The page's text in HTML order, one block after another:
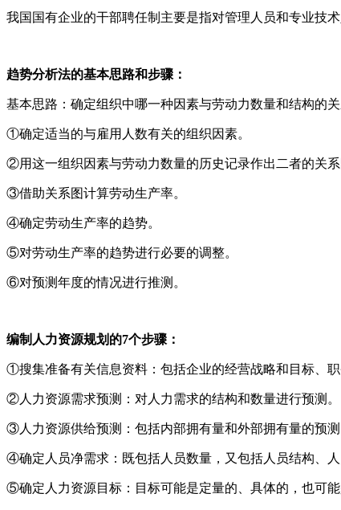
我国国有企业的干部聘任制主要是指对管理人员和专业技
趋势分析法的基本思路和步骤：
基本思路：确定组织中哪一种因素与劳动力数量和结构的
①确定适当的与雇用人数有关的组织因素。
②用这一组织因素与劳动力数量的历史记录作出二者的关系
③借助关系图计算劳动生产率。
④确定劳动生产率的趋势。
⑤对劳动生产率的趋势进行必要的调整。
⑥对预测年度的情况进行推测。
编制人力资源规划的7个步骤：
①搜集准备有关信息资料：包括企业的经营战略和目标、
②人力资源需求预测：对人力需求的结构和数量进行预测。
③人力资源供给预测：包括内部拥有量和外部拥有量的预测
④确定人员净需求：既包括人员数量，又包括人员结构、人
⑤确定人力资源目标：目标可能是定量的、具体的，也可能